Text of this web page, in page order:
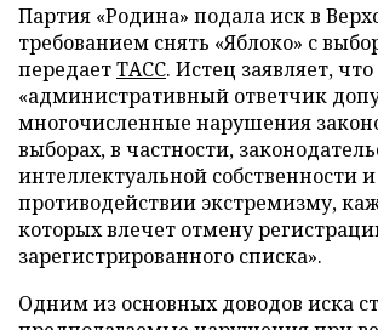
Партия «Родина» подала иск в
требованием снять «Яблоко» с
передаетТАСС. Истец заявляет, что
«административный ответчик
многочисленные нарушения
выборах, в частности,
интеллектуальной собственности
противодействии экстремизму,
которых влечет отмену
зарегистрированного списка».
Одним из основных доводов иска